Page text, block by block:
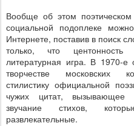
Вообще об этом
социальной подоплеке
Интернете, поставив в поиск
только, что центонность
литературная игра. В 1970-
творчестве московских
стилистику официальной
чужих цитат, вызывающее
звучание стихов,
развлекательные.